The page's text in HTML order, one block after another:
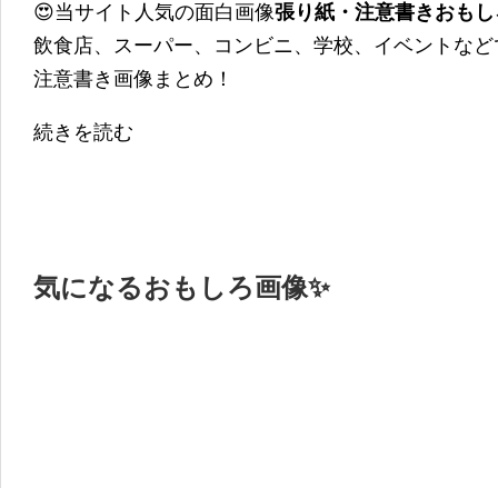
😍当サイト人気の面白画像張り紙・注意書きおも
飲食店、スーパー、コンビニ、学校、イベントな
注意書き画像まとめ！
続きを読む
気になるおもしろ画像✨